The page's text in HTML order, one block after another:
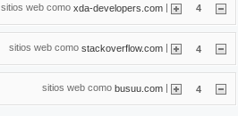
sitios web como xda-developers.com | 4
sitios web como stackoverflow.com | 4
sitios web como busuu.com | 4